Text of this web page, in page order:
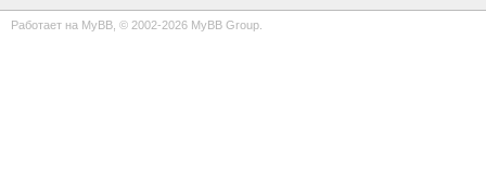
Работает на MyBB , © 2002-2026 MyBB Group